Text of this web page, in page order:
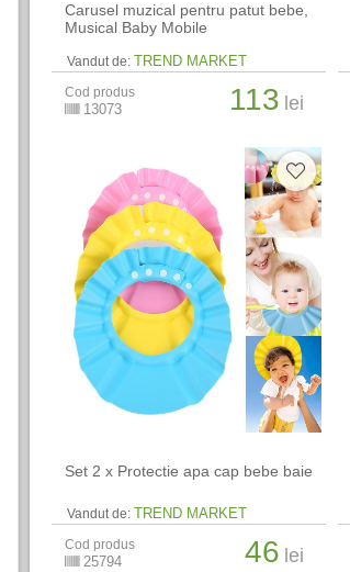
Carusel muzical pentru patut bebe,
Musical Baby Mobile
Vandut de: TREND MARKET
Cod produs
13073 113 lei
Set 2 x Protectie apa cap bebe baie
Vandut de: TREND MARKET
Cod produs
25794 46 lei